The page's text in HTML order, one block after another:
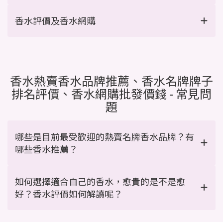
香水評價及香水網購
香水熱賣香水品牌推薦、香水名牌牌子
排名評價、香水網購批發價錢 - 常見問
題
哪些是目前最受歡迎的熱賣名牌香水品牌？有
哪些香水推薦？
如何選擇適合自己的香水，愈貴的是不是愈
好？香水評價如何解讀呢？